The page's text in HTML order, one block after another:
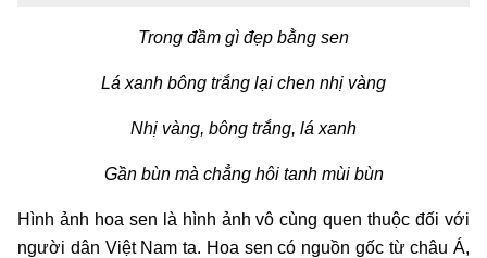
Trong đầm gì đẹp bằng sen
Lá xanh bông trắng lại chen nhị vàng
Nhị vàng, bông trắng, lá xanh
Gần bùn mà chẳng hôi tanh mùi bùn
Hình ảnh hoa sen là hình ảnh vô cùng quen thuộc đối với
người dân Việt Nam ta. Hoa sen có nguồn gốc từ châu Á,